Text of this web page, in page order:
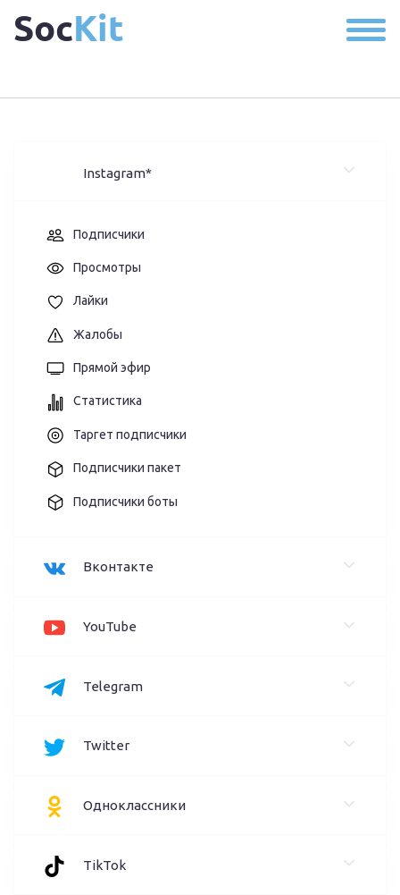
SocKit
Instagram*
Подписчики
Просмотры
Лайки
Жалобы
Прямой эфир
Статистика
Таргет подписчики
Подписчики пакет
Подписчики боты
Вконтакте
YouTube
Telegram
Twitter
Одноклассники
TikTok